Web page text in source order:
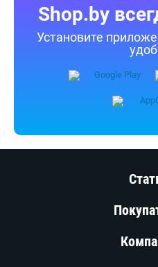
Shop.by
Установите